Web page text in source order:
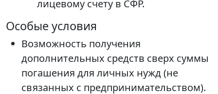
лицевому счету в СФР.
Особые условия
Возможность получения
дополнительных средств сверх суммы
погашения для личных нужд (не
связанных с предпринимательством).